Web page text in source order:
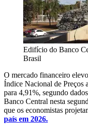
Edifício do Banco
Brasil
O mercado financeiro
Índice Nacional de
para 4,91%, segundo
Banco Central nesta
que os economistas
país em 2026.